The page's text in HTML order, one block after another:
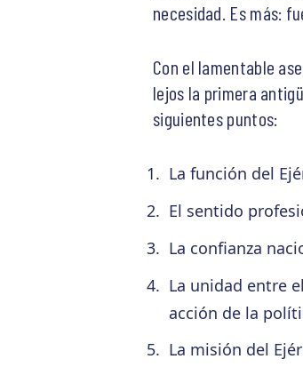
necesidad. Es más:
Con el lamentable
lejos la primera
siguientes puntos:
La función del
El sentido
La confianza
La unidad entre
acción de la
La misión del